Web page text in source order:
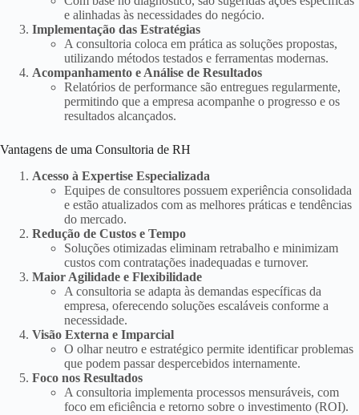
e alinhadas às necessidades do negócio.
Implementação das Estratégias
A consultoria coloca em prática as soluções propostas,
utilizando métodos testados e ferramentas modernas.
Acompanhamento e Análise de Resultados
Relatórios de performance são entregues regularmente,
permitindo que a empresa acompanhe o progresso e os
resultados alcançados.
Vantagens de uma Consultoria de RH
Acesso à Expertise Especializada
Equipes de consultores possuem experiência consolidada
e estão atualizados com as melhores práticas e tendências
do mercado.
Redução de Custos e Tempo
Soluções otimizadas eliminam retrabalho e minimizam
custos com contratações inadequadas e turnover.
Maior Agilidade e Flexibilidade
A consultoria se adapta às demandas específicas da
empresa, oferecendo soluções escaláveis conforme a
necessidade.
Visão Externa e Imparcial
O olhar neutro e estratégico permite identificar problemas
que podem passar despercebidos internamente.
Foco nos Resultados
A consultoria implementa processos mensuráveis, com
foco em eficiência e retorno sobre o investimento (ROI).